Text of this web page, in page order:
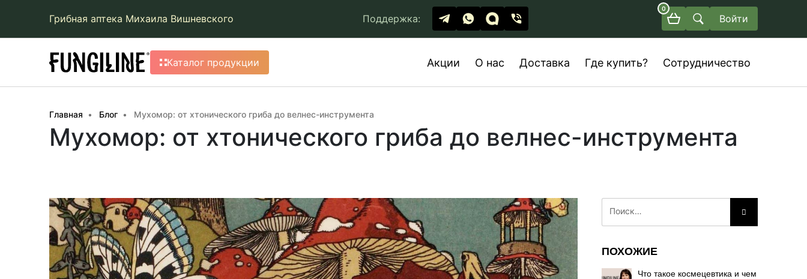
Грибная аптека Михаила Вишневского Поддержка:
0
Войти
Каталог продукции Акции О нас Доставка Где купить? Сотрудничество
Главная Блог Мухомор: от хтонического гриба до велнес-инструмента
Мухомор: от хтонического гриба до велнес-инструмента
ПОХОЖИЕ
Что такое космецевтика и чем